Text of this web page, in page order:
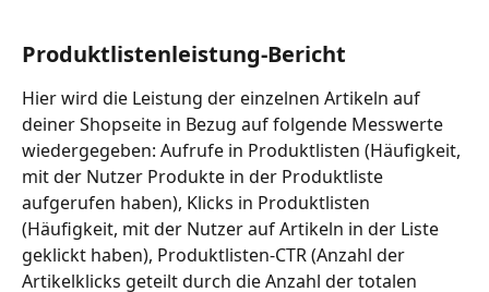
Produktlistenleistung-Bericht
Hier wird die Leistung der einzelnen Artikeln auf
deiner Shopseite in Bezug auf folgende Messwerte
wiedergegeben: Aufrufe in Produktlisten (Häufigkeit,
mit der Nutzer Produkte in der Produktliste
aufgerufen haben), Klicks in Produktlisten
(Häufigkeit, mit der Nutzer auf Artikeln in der Liste
geklickt haben), Produktlisten-CTR (Anzahl der
Artikelklicks geteilt durch die Anzahl der totalen